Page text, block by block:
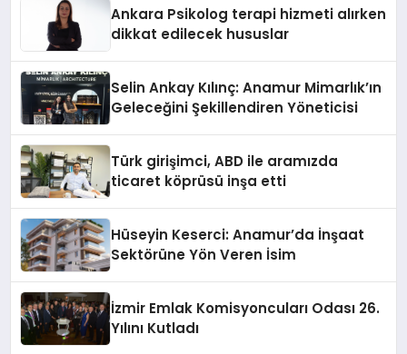
Ankara Psikolog terapi hizmeti alırken
dikkat edilecek hususlar
Selin Ankay Kılınç: Anamur Mimarlık’ın
Geleceğini Şekillendiren Yöneticisi
Türk girişimci, ABD ile aramızda
ticaret köprüsü inşa etti
Hüseyin Keserci: Anamur’da İnşaat
Sektörüne Yön Veren İsim
İzmir Emlak Komisyoncuları Odası 26.
Yılını Kutladı